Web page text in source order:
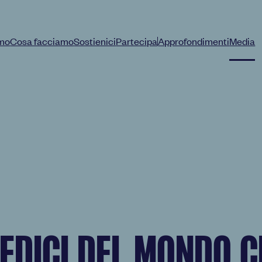
Cosa facciamoSostieniciPartecipa
|
ApprofondimentiMedia